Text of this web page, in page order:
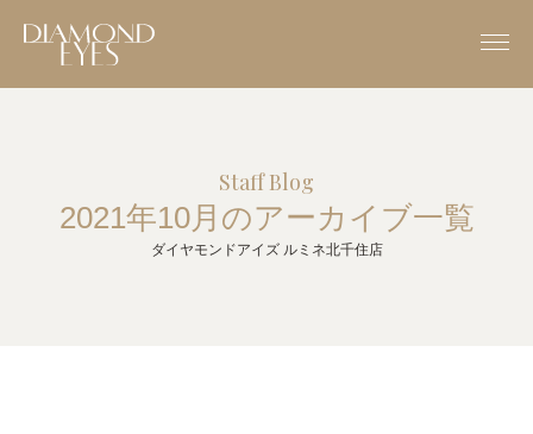
Staff Blog
2021年10月のアーカイブ一覧
ダイヤモンドアイズ ルミネ北千住店